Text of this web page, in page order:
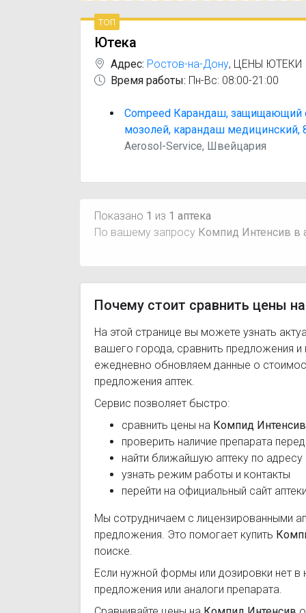
топ
Ютека
Адрес: Ростов-на-Дону, ЦЕНЫ ЮТЕКИ
Время работы: Пн-Вс: 08:00-21:00
Compeed Карандаш, защищающий
мозолей, карандаш медицинский,
Aerosol-Service, Швейцария
Показано 1 из 1 аптека
По вашему запросу Компид Интенсив в
Почему стоит сравнить цены
На этой странице вы можете узнать
вашего города, сравнить предложения
ежедневно обновляем данные о
предложения аптек.
Сервис позволяет быстро:
сравнить цены на Компид Интенсив
проверить наличие препарата
найти ближайшую аптеку по адресу
узнать режим работы и контакты
перейти на официальный сайт
Мы сотрудничаем с лицензированными
предложения. Это помогает купить
поиске.
Если нужной формы или дозировки нет в
предложения или аналоги препарата.